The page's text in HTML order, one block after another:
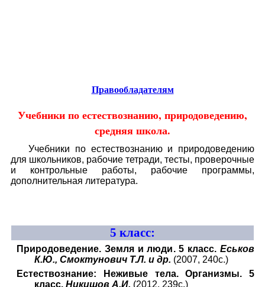
Правообладателям
Учебники по естествознанию, природоведению,
средняя школа.
Учебники по естествознанию и природоведению
для школьников, рабочие тетради, тесты, проверочные
и контрольные работы, рабочие программы,
дополнительная литература.
5 класс:
Природоведение. Земля и люди. 5 класс. Еськов
К.Ю., Смоктунович Т.Л. и др. (2007, 240с.)
Естествознание: Неживые тела. Организмы. 5
класс. Никишов А.И. (2012, 239с.)